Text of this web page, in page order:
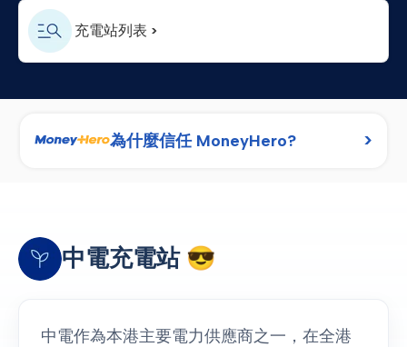
充電站列表
為什麼信任 MoneyHero? >
中電充電站 😎
中電作為本港主要電力供應商之一，在全港